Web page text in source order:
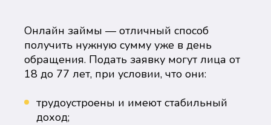
Онлайн займы — отличный способ
получить нужную сумму уже в день
обращения. Подать заявку могут лица от
18 до 77 лет, при условии, что они:
трудоустроены и имеют стабильный
доход;